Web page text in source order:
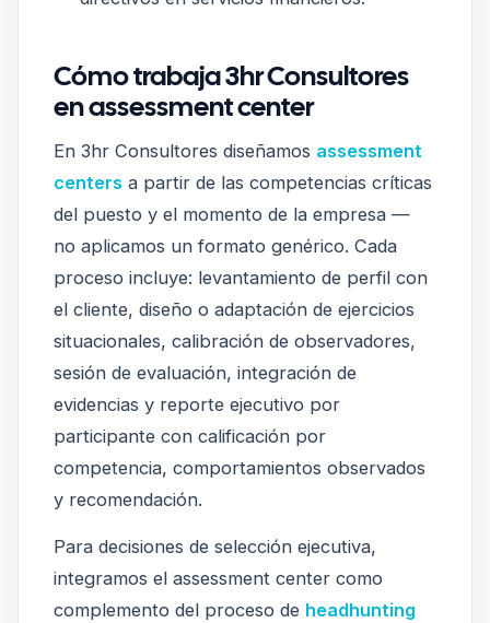
Cómo trabaja 3hr Consultores
en assessment center
En 3hr Consultores diseñamos assessment
centers a partir de las competencias críticas
del puesto y el momento de la empresa —
no aplicamos un formato genérico. Cada
proceso incluye: levantamiento de perfil con
el cliente, diseño o adaptación de ejercicios
situacionales, calibración de observadores,
sesión de evaluación, integración de
evidencias y reporte ejecutivo por
participante con calificación por
competencia, comportamientos observados
y recomendación.
Para decisiones de selección ejecutiva,
integramos el assessment center como
complemento del proceso de headhunting